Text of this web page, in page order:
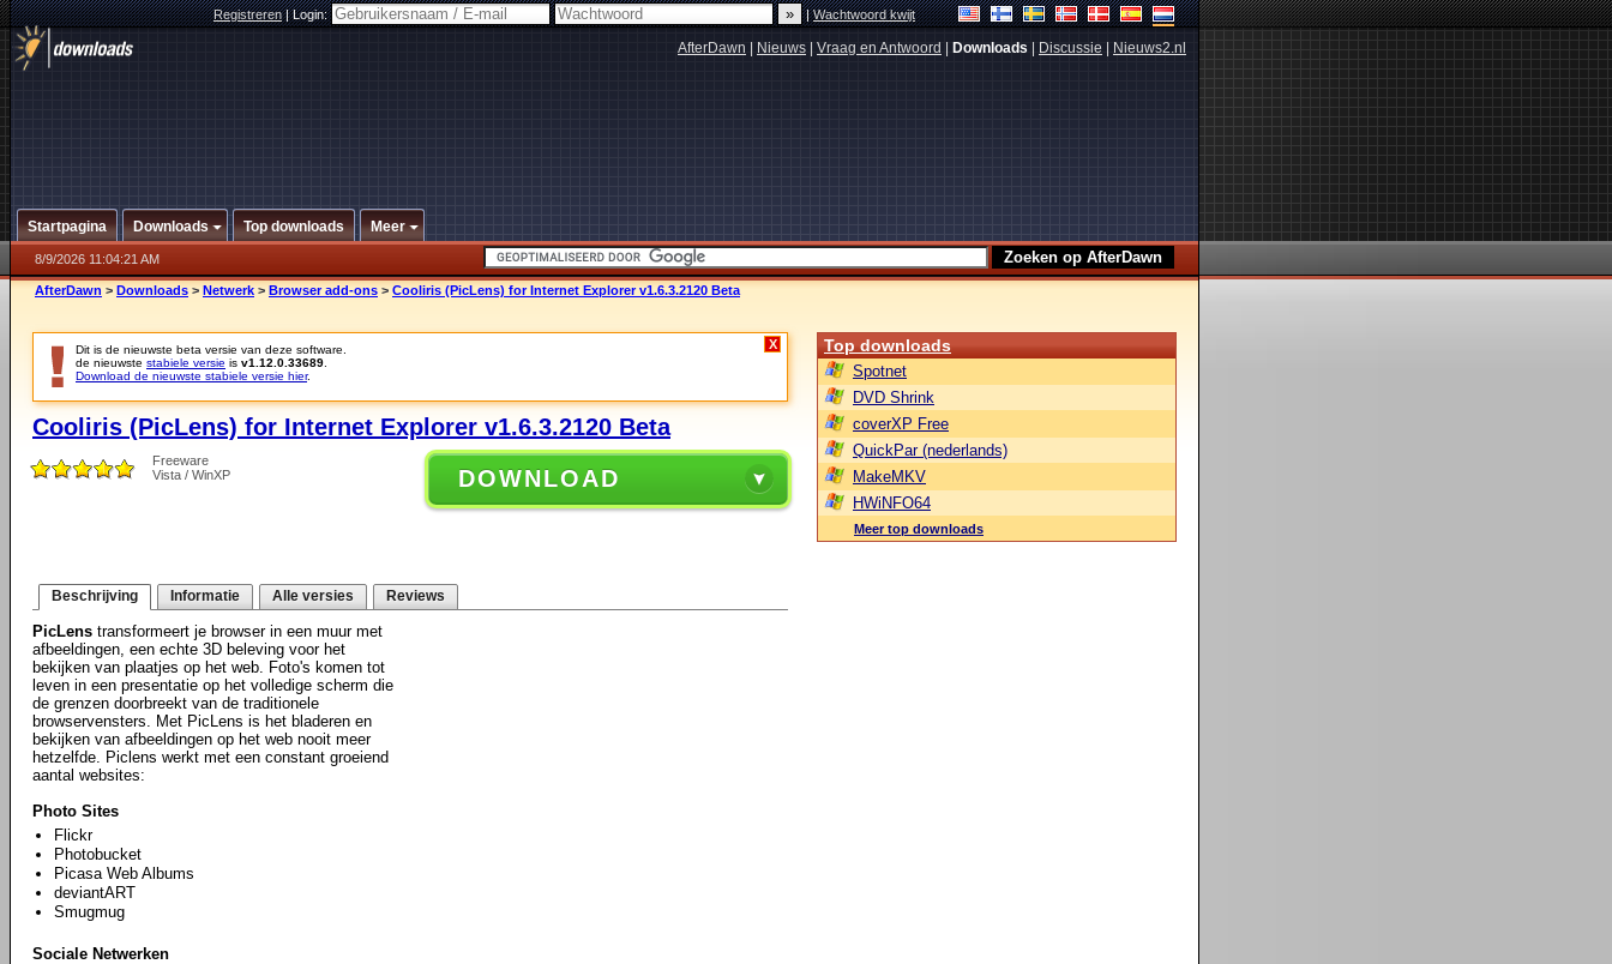
Registreren|Login: |Wachtwoord kwijt
AfterDawn Nieuws Vraag en Antwoord Downloads Discussie Nieuws2.nl
Startpagina Downloads Top downloads Meer
8/9/2026 11:04:21 AM
AfterDawn > Downloads > Netwerk > Browser add-ons > Cooliris (PicLens) for Internet Explorer v1.6.3.2120 Beta
Dit is de nieuwste beta versie van deze software.
de nieuwste stabiele versie is v1.12.0.33689
Download de nieuwste stabiele versie hier.
X
Cooliris (PicLens) for Internet Explorer v1.6.3.2120 Beta
Freeware
Vista / WinXP
DOWNLOAD
Beschrijving Informatie Alle versies Reviews
PicLens transformeert je browser in een muur met
afbeeldingen, een echte 3D beleving voor het
bekijken van plaatjes op het web. Foto's komen tot
leven in een presentatie op het volledige scherm die
de grenzen doorbreekt van de traditionele
browservensters. Met PicLens is het bladeren en
bekijken van afbeeldingen op het web nooit meer
hetzelfde. Piclens werkt met een constant groeiend
aantal websites:
Photo Sites
Flickr
Photobucket
Picasa Web Albums
deviantART
Smugmug
Sociale Netwerken
Top downloads
Spotnet
DVD Shrink
coverXP Free
QuickPar (nederlands)
MakeMKV
HWiNFO64
Meer top downloads